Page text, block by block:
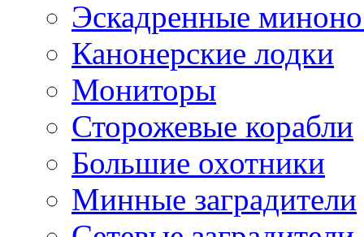
Эскадренные
Канонерские лодки
Мониторы
Сторожевые корабли
Большие охотники
Минные заградители